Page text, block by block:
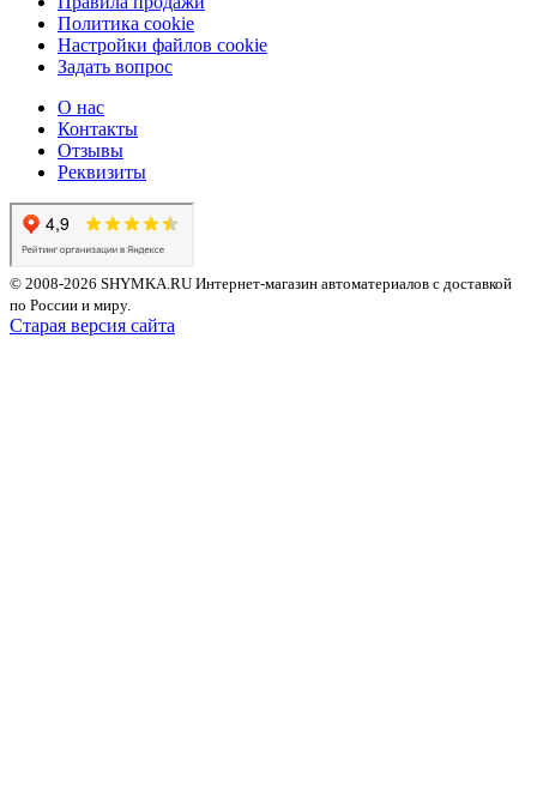
Политика cookie
Настройки файлов cookie
Задать вопрос
О нас
Контакты
Отзывы
Реквизиты
© 2008-2026 SHYMKA.RU Интернет-магазин автоматериалов с доставкой
по России и миру.
Старая версия сайта